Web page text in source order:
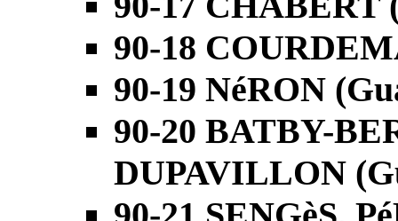
90-18
90-19 NéRON
90-20 BATBY-
DUPAVILLON